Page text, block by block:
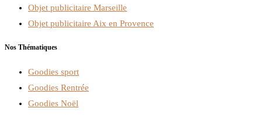
Objet publicitaire Marseille
Objet publicitaire Aix en Provence
Nos Thématiques
Goodies sport
Goodies Rentrée
Goodies Noël